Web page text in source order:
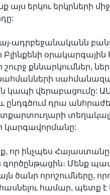
այս երկու երկրների
ադրբեջանականն
օրակարգային
քննարկումներ,
վերաբացումը:
ընդգծում դրա
կարգավորմանը:
որ ինչպես
գործընթացին։ Մենք
ծանր որոշումները,
համար, պետք է